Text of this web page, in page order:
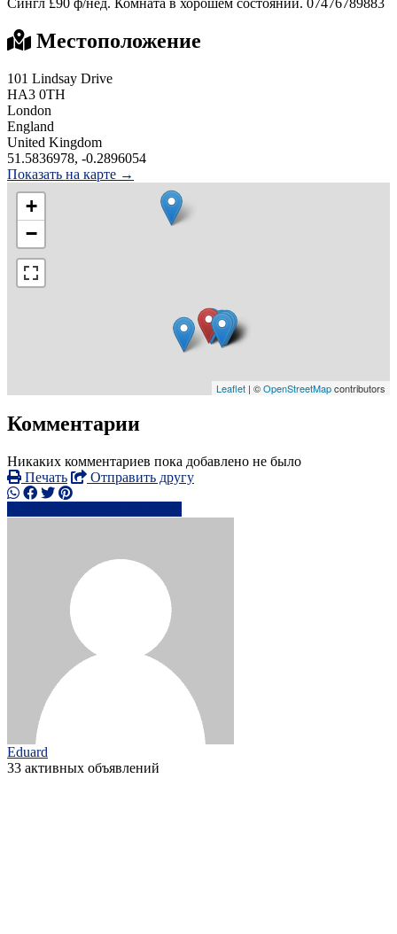
Местоположение
101 Lindsay Drive
HA3 0TH
London
England
United Kingdom
51.5836978, -0.2896054
Показать на карте →
+
−
Leaflet | ©OpenStreetMapcontributors
Комментарии
Никаких комментариев пока добавлено не было
Печать
Отправить другу
Eduard
33 активных объявлений